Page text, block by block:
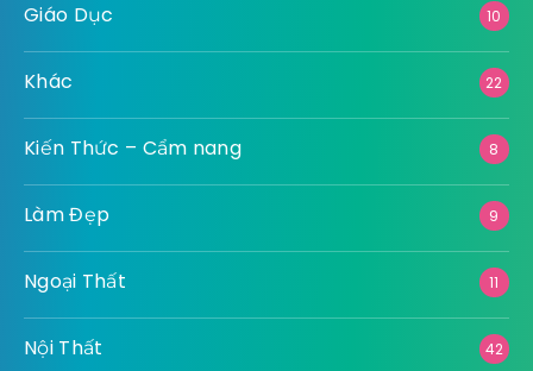
Giáo Dục 10
Khác 22
Kiến Thức – Cẩm nang 8
Làm Đẹp 9
Ngoại Thất 11
Nội Thất 42